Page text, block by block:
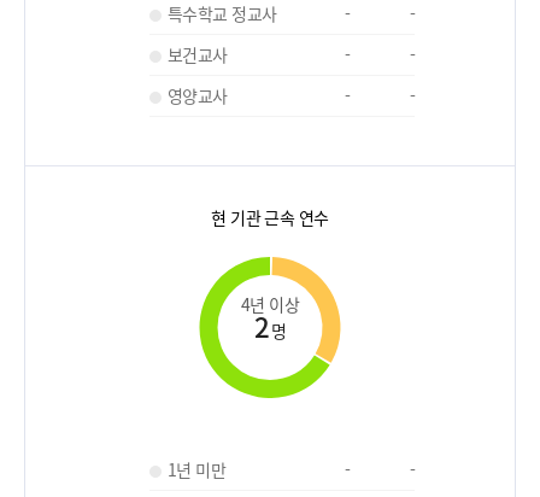
특수학교 정교사
-
-
보건교사
-
-
영양교사
- -
현 기관 근속 연수
4년 이상
2명
1년 미만 -
-